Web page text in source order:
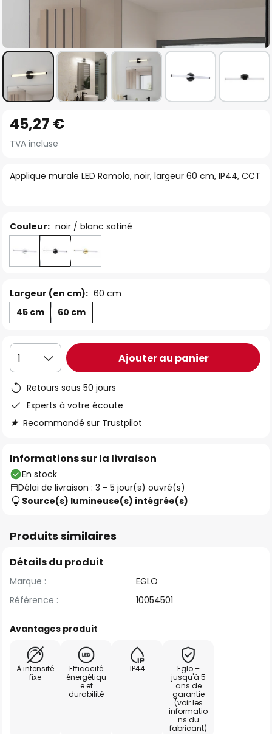
to
the
ofApplique murale LED Ramola, noir, largeur 60 cm, IP44, CCT
45,27 €
TVA incluse
Couleur: noir / blanc satiné
Largeur (en cm): 60 cm
45 cm
60 cm
1 Ajouter au panier
Retours sous 50 jours
Experts à votre écoute
Recommandé sur Trustpilot
Informations sur la livraison
En stock
Délai de livraison : 3 - 5 jour(s) ouvré(s)
Source(s) lumineuse(s) intégrée(s)
Produits similaires
Détails du produit
Marque :
EGLO
Référence :
10054501
Avantages produit
À intensité
fixe
Efficacité
énergétiqu
e et
durabilité
IP44
Eglo –
jusqu'à 5
ans de
garantie
(voir les
informatio
ns du
fabricant)